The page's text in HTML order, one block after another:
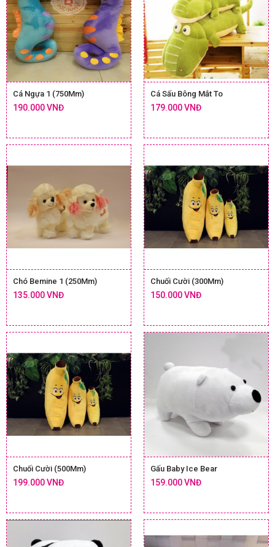
Cá Ngựa 1 (750Mm)
190.000 VNĐ
Cá Sấu Bông Mắt To
179.000 VNĐ
Chó Bemine 1 (250Mm)
135.000 VNĐ
Chuối Cười (300Mm)
150.000 VNĐ
Chuối Cười (500Mm)
199.000 VNĐ
Gấu Baby Ice Bear
159.000 VNĐ